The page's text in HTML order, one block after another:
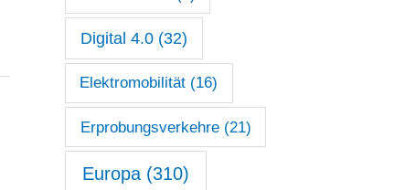
Digital 4.0(32)
Elektromobilität (16)
Erprobungsverkehre(21)
Europa(310)